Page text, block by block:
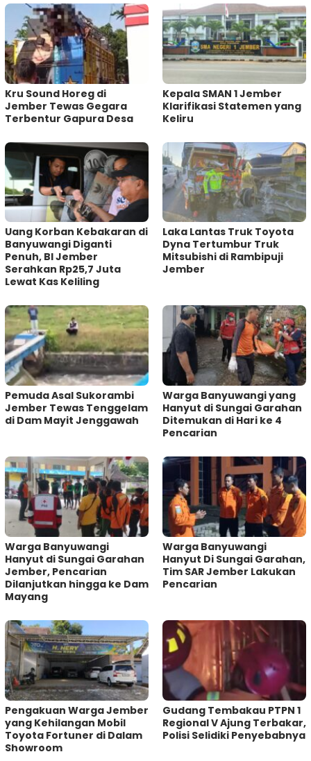
Kru Sound Horeg di
Jember Tewas Gegara
Terbentur Gapura Desa
Kepala SMAN 1 Jember
Klarifikasi Statemen yang
Keliru
Uang Korban Kebakaran di
Banyuwangi Diganti
Penuh, BI Jember
Serahkan Rp25,7 Juta
Lewat Kas Keliling
Laka Lantas Truk Toyota
Dyna Tertumbur Truk
Mitsubishi di Rambipuji
Jember
Pemuda Asal Sukorambi
Jember Tewas Tenggelam
di Dam Mayit Jenggawah
Warga Banyuwangi yang
Hanyut di Sungai Garahan
Ditemukan di Hari ke 4
Pencarian
Warga Banyuwangi
Hanyut di Sungai Garahan
Jember, Pencarian
Dilanjutkan hingga ke Dam
Mayang
Warga Banyuwangi
Hanyut Di Sungai Garahan,
Tim SAR Jember Lakukan
Pencarian
Pengakuan Warga Jember
yang Kehilangan Mobil
Toyota Fortuner di Dalam
Showroom
Gudang Tembakau PTPN 1
Regional V Ajung Terbakar,
Polisi Selidiki Penyebabnya